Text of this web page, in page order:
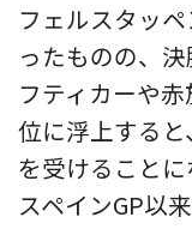
フェルスタッ
ったものの、
フティカーや
位に浮上する
を受けること
スペインGP以